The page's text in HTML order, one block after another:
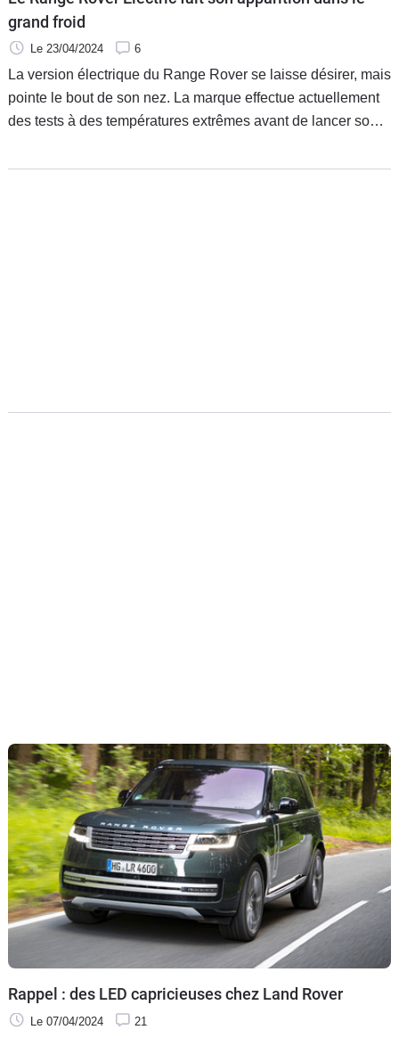
grand froid
Le 23/04/2024 6
La version électrique du Range Rover se laisse désirer, mais
pointe le bout de son nez. La marque effectue actuellement
des tests à des températures extrêmes avant de lancer son
Rappel : des LED capricieuses chez Land Rover
Le 07/04/2024 21